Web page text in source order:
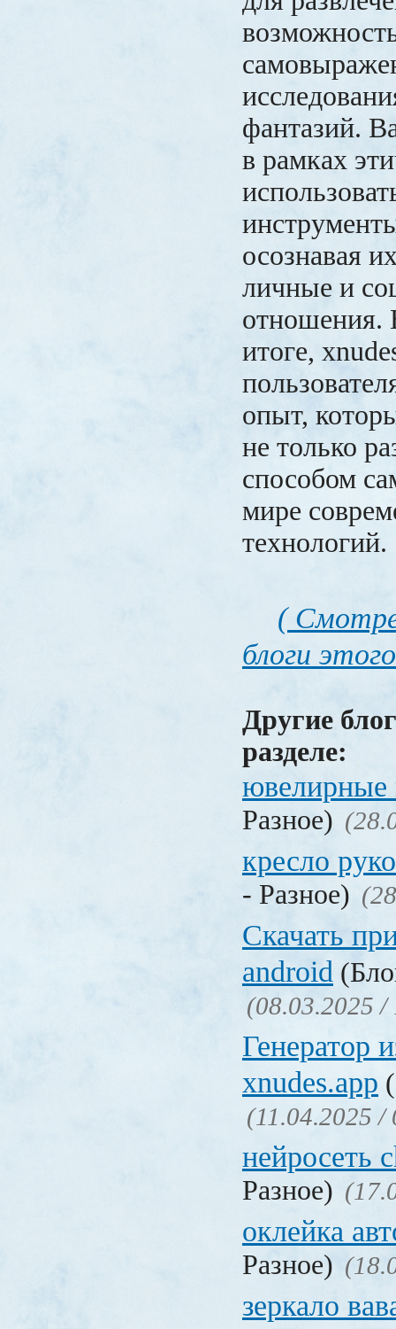
фантазий.
в рамках
осознавая
личные и
отношения.
итоге,
опыт,
не только
способом
мире
технологий.
(
блоги
Другие
разделе:
ювелирные
Разное)
кресло
- Разное)
Скачать
android
(08.03.2025 /
Генератор
xnudes.app
(11.04.2025 /
нейросеть
Разное)
оклейка
Разное)
зеркало